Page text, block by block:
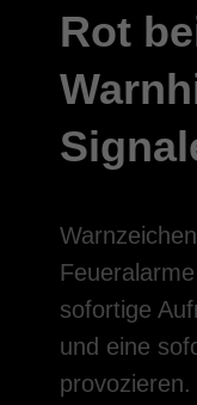
Rot
sofortige
und eine